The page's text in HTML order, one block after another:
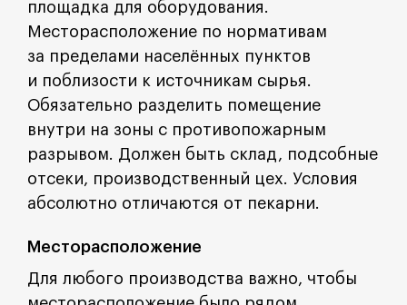
площадка для оборудования.
Месторасположение по нормативам
за пределами населённых пунктов
и поблизости к источникам сырья.
Обязательно разделить помещение
внутри на зоны с противопожарным
разрывом. Должен быть склад, подсобные
отсеки, производственный цех. Условия
абсолютно отличаются от пекарни.
Месторасположение
Для любого производства важно, чтобы